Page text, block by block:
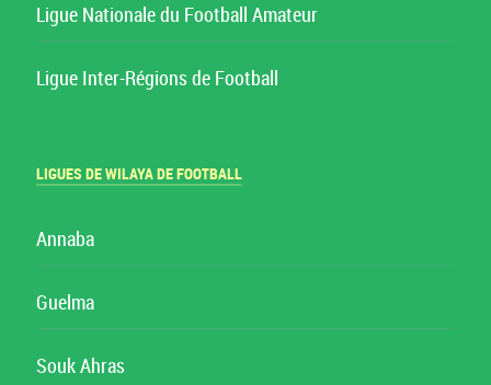
Ligue Nationale du Football Amateur
Ligue Inter-Régions de Football
LIGUES DE WILAYA DE FOOTBALL
Annaba
Guelma
Souk Ahras